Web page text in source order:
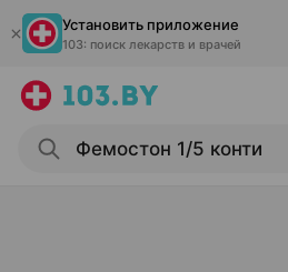
Установить приложение
103: поиск лекарств и врачей